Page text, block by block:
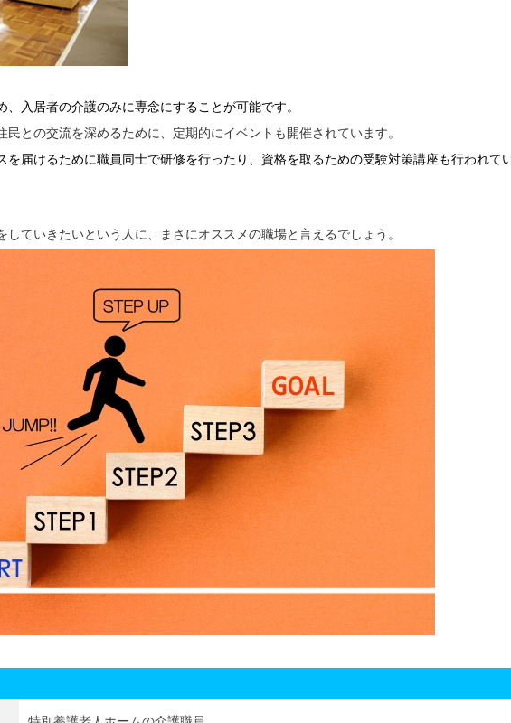
入居者の介護のみに専念にすることが可能です。
民との交流を深めるために、定期的にイベントも開催されています。
を届けるために職員同士で研修を行ったり、資格を取るための受験対策講座も行われて
していきたいという人に、まさにオススメの職場と言えるでしょう。